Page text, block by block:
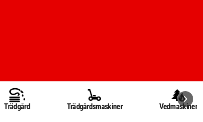
Trädgård Trädgårdsmaskiner Vedmaskiner